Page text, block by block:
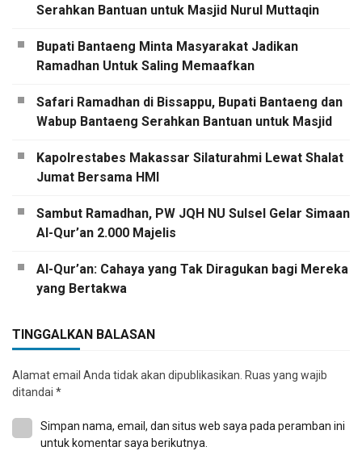
Serahkan Bantuan untuk Masjid Nurul Muttaqin
Bupati Bantaeng Minta Masyarakat Jadikan
Ramadhan Untuk Saling Memaafkan
Safari Ramadhan di Bissappu, Bupati Bantaeng dan
Wabup Bantaeng Serahkan Bantuan untuk Masjid
Kapolrestabes Makassar Silaturahmi Lewat Shalat
Jumat Bersama HMI
Sambut Ramadhan, PW JQH NU Sulsel Gelar Simaan
Al-Qur’an 2.000 Majelis
Al-Qur’an: Cahaya yang Tak Diragukan bagi Mereka
yang Bertakwa
TINGGALKAN BALASAN
Alamat email Anda tidak akan dipublikasikan. Ruas yang wajib
ditandai *
Simpan nama, email, dan situs web saya pada peramban ini
untuk komentar saya berikutnya.